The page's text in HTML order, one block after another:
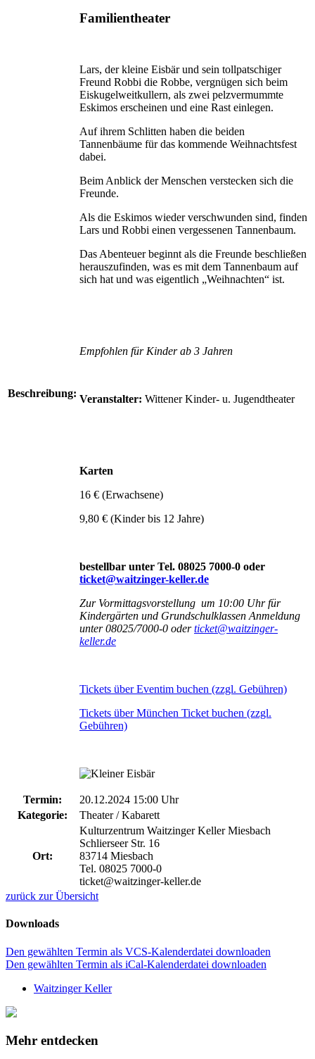
Beschreibung:
Familientheater
Lars, der kleine Eisbär und sein tollpatschiger
Freund Robbi die Robbe, vergnügen sich beim
Eiskugelweitkullern, als zwei pelzvermummte
Eskimos erscheinen und eine Rast einlegen.
Auf ihrem Schlitten haben die bei­den
Tannenbäume für das kommende Weihnachtsfest
dabei.
Beim Anblick der Menschen verstecken sich die
Freunde.
Als die Eskimos wieder verschwunden sind, finden
Lars und Robbi einen vergessenen Tannenbaum.
Das Abenteuer beginnt als die Freunde beschließen
herauszufinden, was es mit dem Tannenbaum auf
sich hat und was eigentlich „Weihnachten“ ist.
Empfohlen für Kinder ab 3 Jahren
Veranstalter: Wittener Kinder- u. Jugendtheater
Karten
16 € (Erwachsene)
9,80 € (Kinder bis 12 Jahre)
bestellbar unter Tel. 08025 7000-0 oder
ticket@waitzinger-keller.de
Zur Vormittagsvorstellung um 10:00 Uhr für
Kindergärten und Grundschulklassen Anmeldung
unter 08025/7000-0 oderticket@waitzinger-
keller.de
Tickets über Eventim buchen (zzgl. Gebühren)
Tickets über München Ticket buchen (zzgl.
Gebühren)
Termin:
20.12.2024 15:00 Uhr
Kategorie:
Theater / Kabarett
Ort:
Kulturzentrum Waitzinger Keller Miesbach
Schlierseer Str. 16
83714 Miesbach
Tel. 08025 7000-0
ticket@waitzinger-keller.de
zurück zur Übersicht
Downloads
Den gewählten Termin als VCS-Kalenderdatei downloaden
Den gewählten Termin als iCal-Kalenderdatei downloaden
Waitzinger Keller
Mehr entdecken